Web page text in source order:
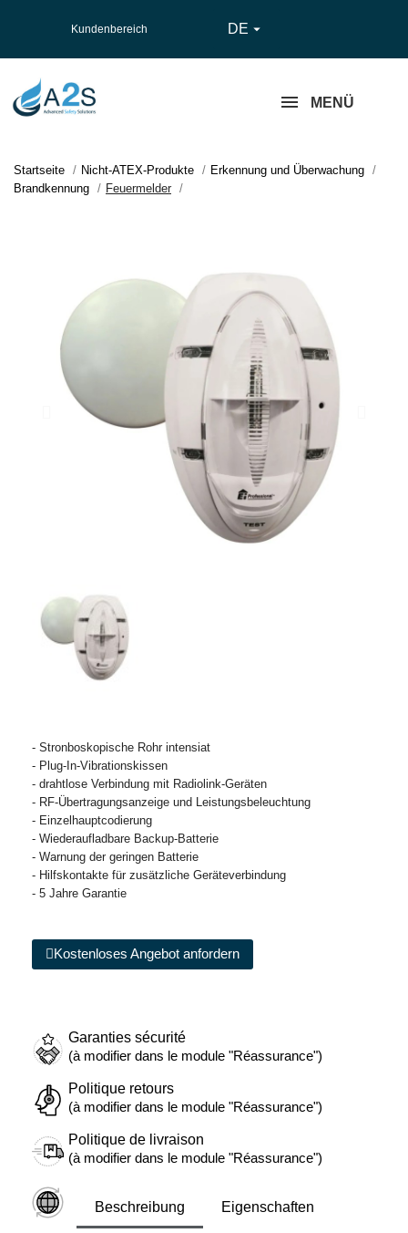
Kundenbereich DE 
MENÜ
Startseite Nicht-ATEX-Produkte
Erkennung und Überwachung
Brandkennung
Feuermelder
- Stronboskopische Rohr intensiat
- Plug-In-Vibrationskissen
- drahtlose Verbindung mit Radiolink-Geräten
- RF-Übertragungsanzeige und Leistungsbeleuchtung
- Einzelhauptcodierung
- Wiederaufladbare Backup-Batterie
- Warnung der geringen Batterie
- Hilfskontakte für zusätzliche Geräteverbindung
- 5 Jahre Garantie
Kostenloses Angebot anfordern
Garanties sécurité
(à modifier dans le module "Réassurance")
Politique retours
(à modifier dans le module "Réassurance")
Politique de livraison
(à modifier dans le module "Réassurance")
Beschreibung Eigenschaften